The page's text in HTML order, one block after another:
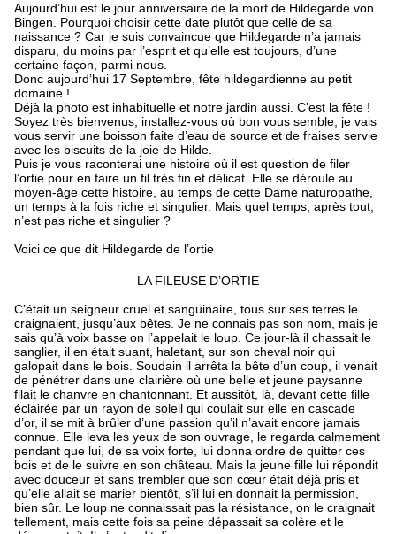
Aujourd’hui est le jour anniversaire de la mort de Hildegarde von
Bingen. Pourquoi choisir cette date plutôt que celle de sa
naissance ? Car je suis convaincue que Hildegarde n’a jamais
disparu, du moins par l’esprit et qu’elle est toujours, d’une
certaine façon, parmi nous.
Donc aujourd’hui 17 Septembre, fête hildegardienne au petit
domaine !
Déjà la photo est inhabituelle et notre jardin aussi. C’est la fête !
Soyez très bienvenus, installez-vous où bon vous semble, je vais
vous servir une boisson faite d’eau de source et de fraises servie
avec les biscuits de la joie de Hilde.
Puis je vous raconterai une histoire où il est question de filer
l’ortie pour en faire un fil très fin et délicat. Elle se déroule au
moyen-âge cette histoire, au temps de cette Dame naturopathe,
un temps à la fois riche et singulier. Mais quel temps, après tout,
n’est pas riche et singulier ?
Voici ce que dit Hildegarde de l’ortie
LA FILEUSE D’ORTIE
C’était un seigneur cruel et sanguinaire, tous sur ses terres le
craignaient, jusqu’aux bêtes. Je ne connais pas son nom, mais je
sais qu’à voix basse on l’appelait le loup. Ce jour-là il chassait le
sanglier, il en était suant, haletant, sur son cheval noir qui
galopait dans le bois. Soudain il arrêta la bête d’un coup, il venait
de pénétrer dans une clairière où une belle et jeune paysanne
filait le chanvre en chantonnant. Et aussitôt, là, devant cette fille
éclairée par un rayon de soleil qui coulait sur elle en cascade
d’or, il se mit à brûler d’une passion qu’il n’avait encore jamais
connue. Elle leva les yeux de son ouvrage, le regarda calmement
pendant que lui, de sa voix forte, lui donna ordre de quitter ces
bois et de le suivre en son château. Mais la jeune fille lui répondit
avec douceur et sans trembler que son cœur était déjà pris et
qu’elle allait se marier bientôt, s’il lui en donnait la permission,
bien sûr. Le loup ne connaissait pas la résistance, on le craignait
tellement, mais cette fois sa peine dépassait sa colère et le